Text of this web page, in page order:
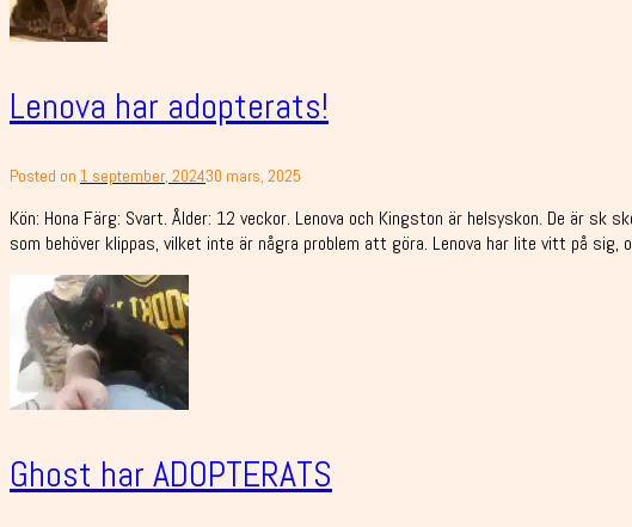
Lenova har adopterats!
Posted on 1 september, 202430 mars, 2025
Kön: Hona Färg: Svart. Ålder: 12 veckor. Lenova och Kingston är helsyskon. De är
som behöver klippas, vilket inte är några problem att göra. Lenova har lite vitt på sig,
Ghost har ADOPTERATS